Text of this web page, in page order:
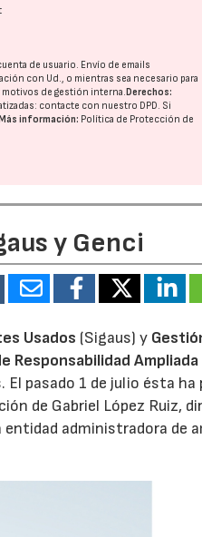
de usuario. Envío de emails
con Ud., o mientras sea necesario para
motivos de gestión interna.Derechos:
contacte con nuestro DPD. Si
información: Política de Protección de
y Genci
Usados (Sigaus) y
Responsabilidad Ampliada
pasado 1 de julio ésta ha
de Gabriel López Ruiz,
entidad administradora de